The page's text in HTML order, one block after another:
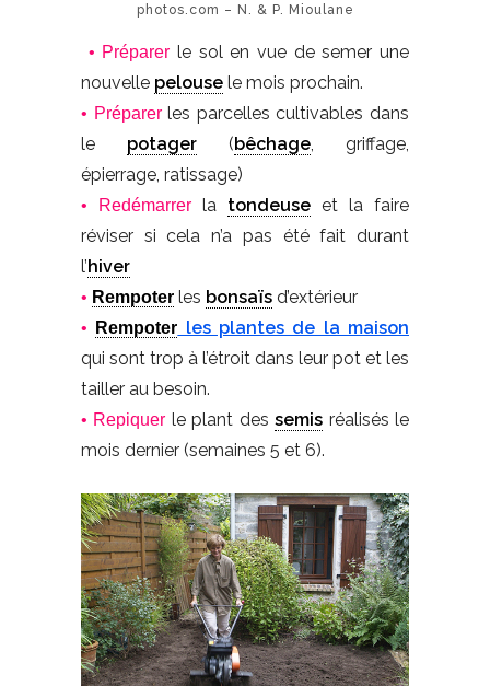
photos.com – N. & P. Mioulane
• Préparer le sol en vue de semer une
nouvelle pelouse le mois prochain.
• Préparerles parcelles cultivables dans
le potager (bêchage, griffage,
épierrage, ratissage)
• Redémarrer la tondeuse et la faire
réviser si cela n’a pas été fait durant
l’hiver
• Rempoter les bonsaïs d’extérieur
• Rempoter les plantes de la maison
qui sont trop à l’étroit dans leur pot et les
tailler au besoin.
• Repiquer le plant dessemis réalisés le
mois dernier (semaines 5 et 6).